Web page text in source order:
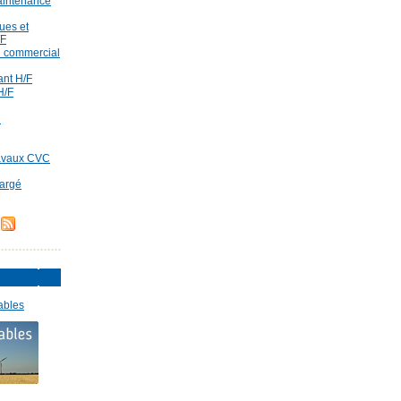
et
H/F
F
CVC